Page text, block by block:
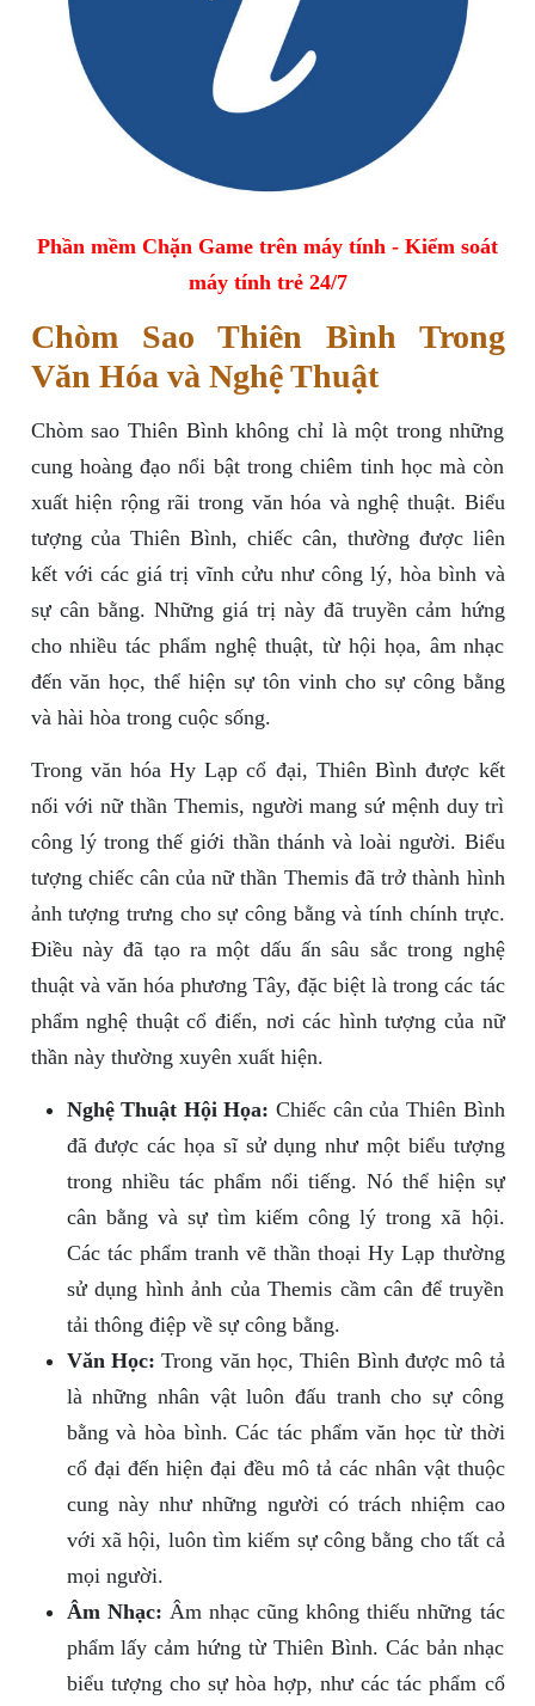
Phần mềm Chặn Game trên máy tính - Kiểm soát
máy tính trẻ 24/7
Chòm Sao Thiên Bình Trong
Văn Hóa và Nghệ Thuật
Chòm sao Thiên Bình không chỉ là một trong những
cung hoàng đạo nổi bật trong chiêm tinh học mà còn
xuất hiện rộng rãi trong văn hóa và nghệ thuật. Biểu
tượng của Thiên Bình, chiếc cân, thường được liên
kết với các giá trị vĩnh cửu như công lý, hòa bình và
sự cân bằng. Những giá trị này đã truyền cảm hứng
cho nhiều tác phẩm nghệ thuật, từ hội họa, âm nhạc
đến văn học, thể hiện sự tôn vinh cho sự công bằng
và hài hòa trong cuộc sống.
Trong văn hóa Hy Lạp cổ đại, Thiên Bình được kết
nối với nữ thần Themis, người mang sứ mệnh duy trì
công lý trong thế giới thần thánh và loài người. Biểu
tượng chiếc cân của nữ thần Themis đã trở thành hình
ảnh tượng trưng cho sự công bằng và tính chính trực.
Điều này đã tạo ra một dấu ấn sâu sắc trong nghệ
thuật và văn hóa phương Tây, đặc biệt là trong các tác
phẩm nghệ thuật cổ điển, nơi các hình tượng của nữ
thần này thường xuyên xuất hiện.
Nghệ Thuật Hội Họa: Chiếc cân của Thiên Bình
đã được các họa sĩ sử dụng như một biểu tượng
trong nhiều tác phẩm nổi tiếng. Nó thể hiện sự
cân bằng và sự tìm kiếm công lý trong xã hội.
Các tác phẩm tranh vẽ thần thoại Hy Lạp thường
sử dụng hình ảnh của Themis cầm cân để truyền
tải thông điệp về sự công bằng.
Văn Học: Trong văn học, Thiên Bình được mô tả
là những nhân vật luôn đấu tranh cho sự công
bằng và hòa bình. Các tác phẩm văn học từ thời
cổ đại đến hiện đại đều mô tả các nhân vật thuộc
cung này như những người có trách nhiệm cao
với xã hội, luôn tìm kiếm sự công bằng cho tất cả
mọi người.
Âm Nhạc: Âm nhạc cũng không thiếu những tác
phẩm lấy cảm hứng từ Thiên Bình. Các bản nhạc
biểu tượng cho sự hòa hợp, như các tác phẩm cổ